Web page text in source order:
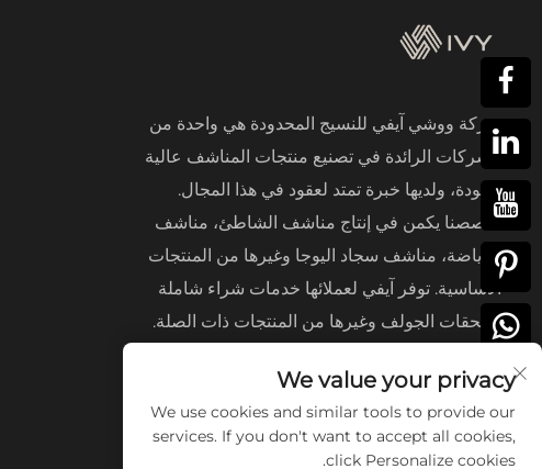
شركة ووشي آيفي للنسيج المحدودة هي واحدة من
الشركات الرائدة في تصنيع منتجات المناشف عالية
الجودة، ولديها خبرة تمتد لعقود في هذا المجال.
تخصصنا يكمن في إنتاج مناشف الشاطئ، مناشف
الرياضة، مناشف سجاد اليوجا وغيرها من المنتجات
الأساسية. توفر آيفي لعملائها خدمات شراء شاملة
لملحقات الجولف وغيرها من المنتجات ذات الصلة.
We value your privacy
We use cookies and similar tools to provide our
services. If you don't want to accept all cookies,
click Personalize cookies.